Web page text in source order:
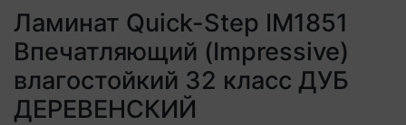
Посмотреть все категории
Подложка
Пороги
Аксессуары для напольных покрытий
Посмотреть все категории
Аксессуары для стеновых панелей
Посмотреть все категории
Ламинат Quick-Step IM1851
Впечатляющий (Impressive)
влагостойкий 32 класс ДУБ
ДЕРЕВЕНСКИЙ